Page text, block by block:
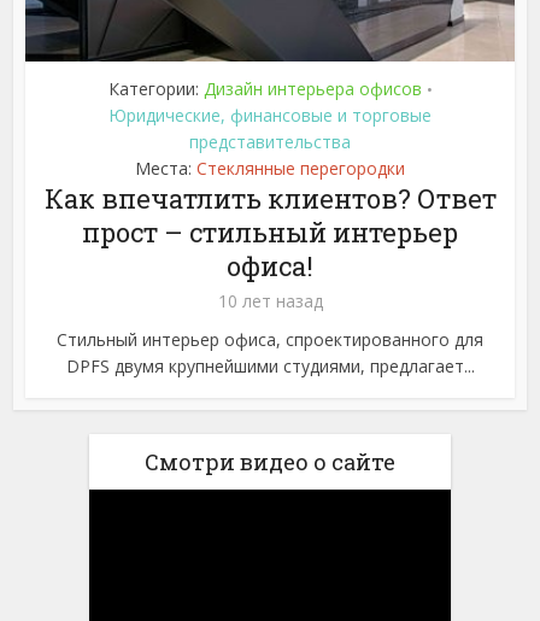
Категории: Дизайн интерьера офисов •
Юридические, финансовые и торговые
представительства
Места: Стеклянные перегородки
Как впечатлить клиентов? Ответ
прост – стильный интерьер
офиса!
10 лет назад
Стильный интерьер офиса, спроектированного для
DPFS двумя крупнейшими студиями, предлагает...
Смотри видео о сайте